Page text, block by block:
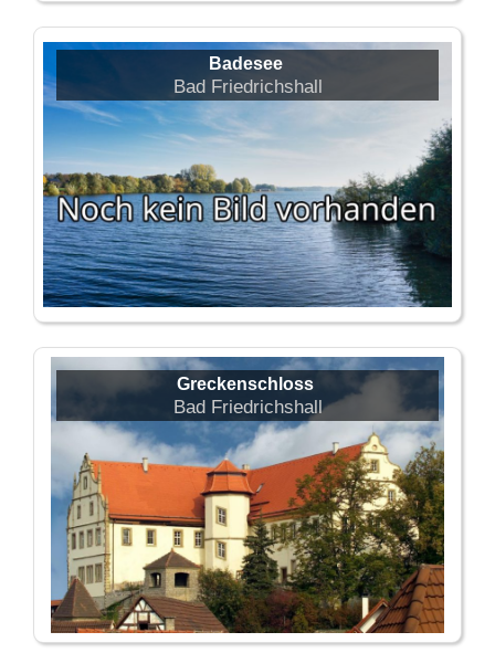
Badesee
Bad Friedrichshall
Greckenschloss
Bad Friedrichshall